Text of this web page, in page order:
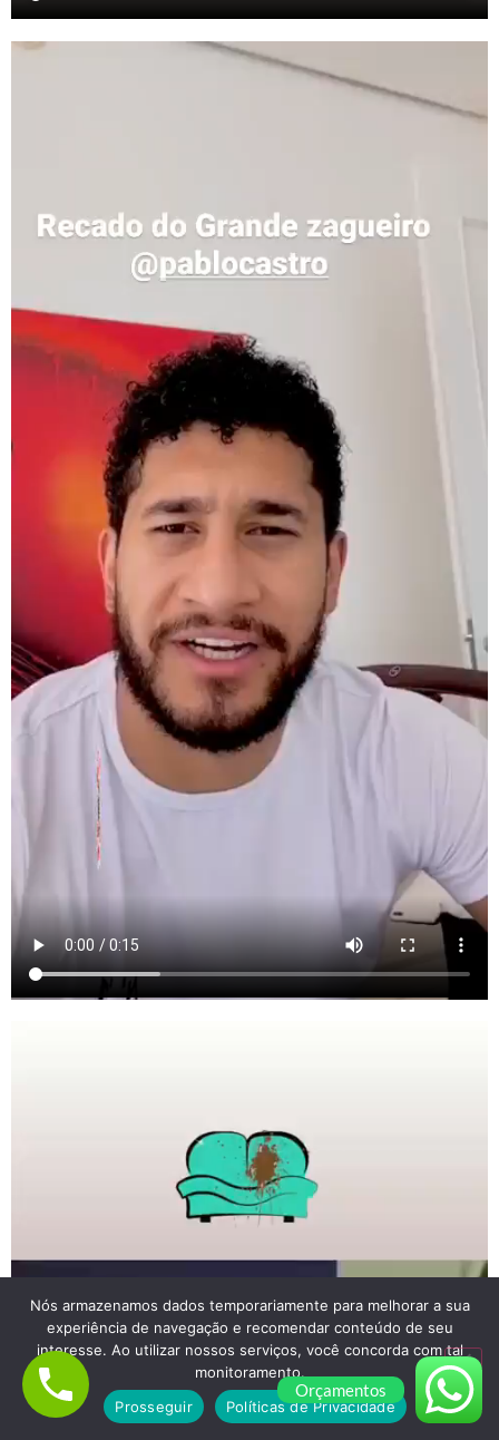
Orçamentos
Nós armazenamos dados temporariamente para melhorar a sua
experiência de navegação e recomendar conteúdo de seu
interesse. Ao utilizar nossos serviços, você concorda com tal
monitoramento.
Prosseguir
Políticas de Privacidade